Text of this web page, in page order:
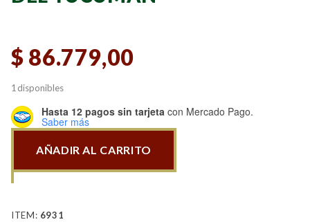
$ 86.779,00
1 disponibles
Hasta 12 pagos sin tarjeta con Mercado Pago.
Saber más
de
el
AÑADIR AL CARRITO
ITEM: 6931